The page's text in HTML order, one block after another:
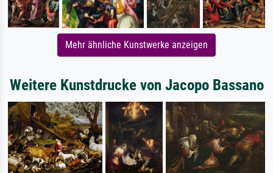
Mehr ähnliche Kunstwerke anzeigen
Weitere Kunstdrucke von Jacopo Bassano